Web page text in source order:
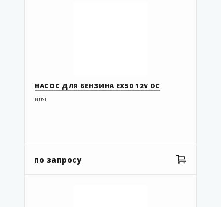
НАСОС ДЛЯ БЕНЗИНА EX50 12V DC
PIUSI
по запросу